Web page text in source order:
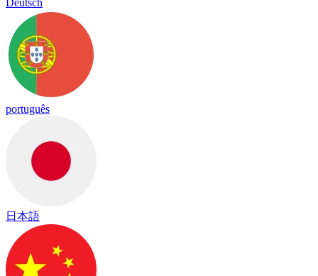
Deutsch
português
日本語